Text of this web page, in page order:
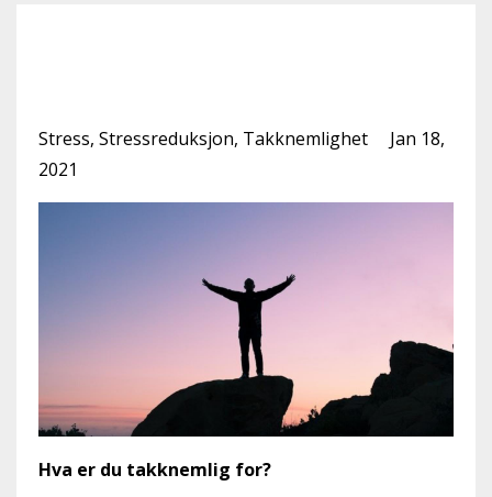
Stress Stressreduksjon Takknemlighet
Jan 18,
2021
Hva er du takknemlig for?